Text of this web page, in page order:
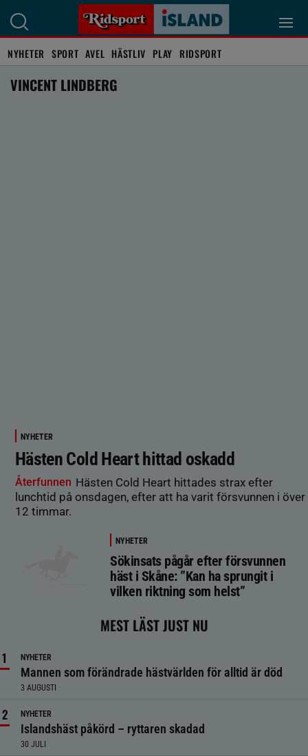
NYHETER SPORT AVEL HÄSTLIV PLAY RIDSPORT
VINCENT LINDBERG
NYHETER
Hästen Cold Heart hittad oskadd
Återfunnen Hästen Cold Heart hittades strax efter
lunchtid på onsdagen, efter att ha varit försvunnen i över
12 timmar.
NYHETER
Sökinsats pågår efter försvunnen
häst i Skåne: ”Kan ha sprungit i
vilken riktning som helst”
MEST LÄST JUST NU
NYHETER
Mannen som förändrade hästvärlden för alltid är död
3 AUGUSTI
NYHETER
Islandshäst påkörd – ryttaren skadad
30 JULI